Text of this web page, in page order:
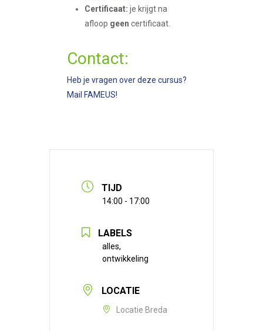
Certificaat: je krijgt na
afloop geen certificaat.
Contact:
Heb je vragen over deze cursus?
Mail FAMEUS!
TIJD
14:00 - 17:00
LABELS
alles,
ontwikkeling
LOCATIE
Locatie Breda